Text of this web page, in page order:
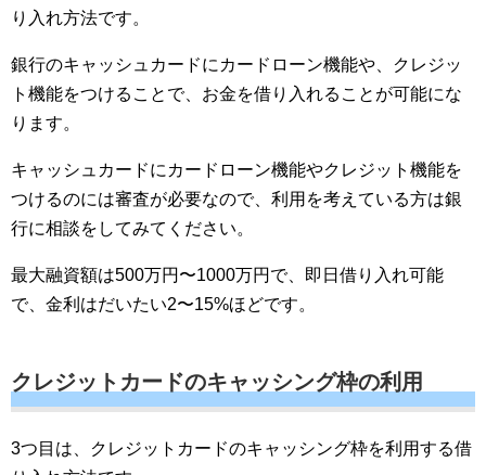
り入れ方法です。
銀行のキャッシュカードにカードローン機能や、クレジッ
ト機能をつけることで、お金を借り入れることが可能にな
ります。
キャッシュカードにカードローン機能やクレジット機能を
つけるのには審査が必要なので、利用を考えている方は銀
行に相談をしてみてください。
最大融資額は500万円〜1000万円で、即日借り入れ可能
で、金利はだいたい2〜15%ほどです。
クレジットカードのキャッシング枠の利用
3つ目は、クレジットカードのキャッシング枠を利用する借